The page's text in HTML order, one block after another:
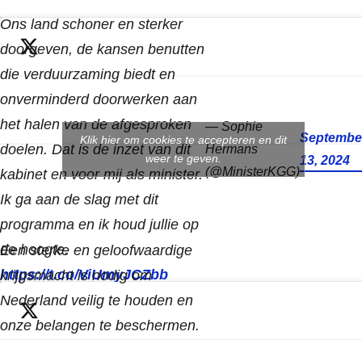
Ons land schoner en sterker
doorgeven, de kansen benutten
die verduurzaming biedt en
onverminderd doorwerken aan
het halen van de afgesproken
doelen. Dat is de inzet van dit
kabinet en voor mij als minister.
Ik ga aan de slag met dit
programma en ik houd jullie op
de hoogte.
https://t.co/ViUmyJCZbb
— Sophie
Hermans
(@MinisterKGG)
13, 2024
Klik hier om cookies te accepteren en dit
weer te geven.
Een sterke en geloofwaardige
krijgsmacht is nodig om
Nederland veilig te houden en
onze belangen te beschermen.